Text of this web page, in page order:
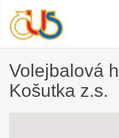
Volejbalová
Košutka z.s.